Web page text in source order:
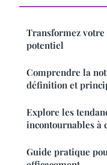
Transformez
potentiel
Comprendre la
définition et
Explore les
incontournables à
Guide pratique